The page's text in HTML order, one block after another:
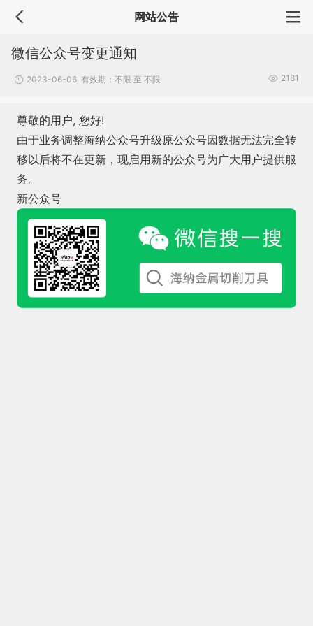
网站公告
微信公众号变更通知
2023-06-06 有效期：不限 至 不限 2181
尊敬的用户, 您好!
由于业务调整海纳公众号升级原公众号因数据无法完全转
移以后将不在更新，现启用新的公众号为广大用户提供服
务。
新公众号